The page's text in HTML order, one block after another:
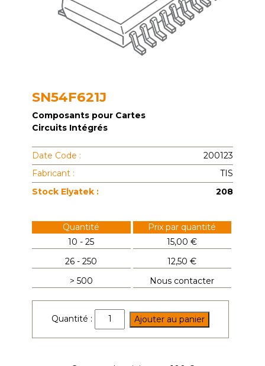
SN54F621J
Composants pour Cartes
Circuits Intégrés
Date Code :
200123
Fabricant :
TIS
Stock Elyatek :
208
Quantité
Prix par quantité
10 - 25
15,00 €
26 - 250
12,50 €
> 500
Nous contacter
Quantité :
quantité
de
Ajouter au panier